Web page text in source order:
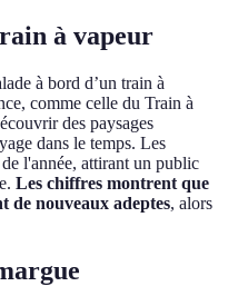
à vapeur
à bord d’un train à
comme celle du Train à
des paysages
dans le temps. Les
l'année, attirant un public
Les chiffres montrent que
de nouveaux adeptes, alors